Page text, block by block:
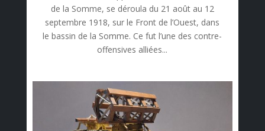
de la Somme, se déroula du 21 août au 12
septembre 1918, sur le Front de l’Ouest, dans
le bassin de la Somme. Ce fut l’une des contre-
offensives alliées...